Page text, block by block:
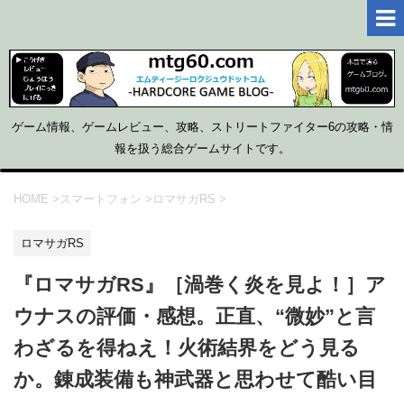
ゲーム情報、ゲームレビュー、攻略、ストリートファイター6の攻略・情
報を扱う総合ゲームサイトです。
HOME > スマートフォン > ロマサガRS >
ロマサガRS
『ロマサガRS』［渦巻く炎を見よ！］ア
ウナスの評価・感想。正直、“微妙”と言
わざるを得ねえ！火術結界をどう見る
か。錬成装備も神武器と思わせて酷い目